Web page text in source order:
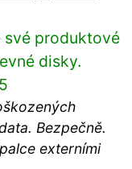
své produktové
disky.
Bezpečně.
externími